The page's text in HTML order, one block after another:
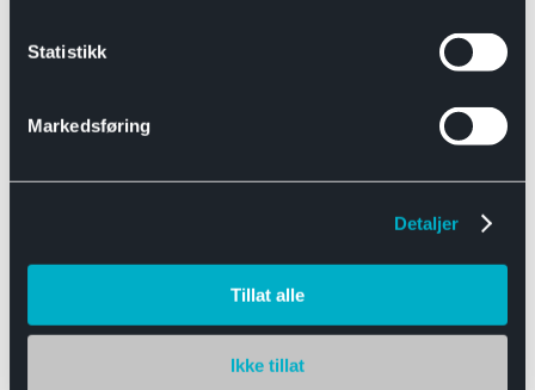
Statistikk
Markedsføring
Detaljer
Tillat alle
Ikke tillat
Båthengere